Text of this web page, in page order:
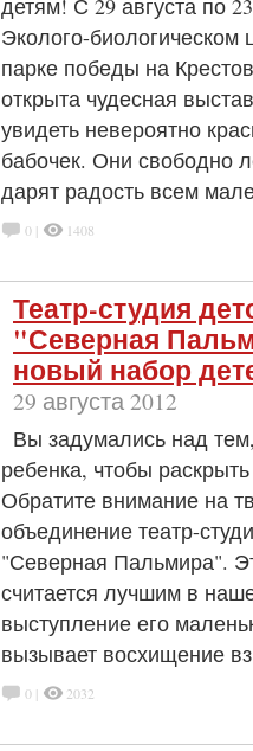
детям! С 29 августа по
Эколого-
парке победы на
открыта чудесная
увидеть невероятно
бабочек. Они свободно
дарят радость всем
0 | 1408
Театр-студия
"Северная
новый набор
29 августа 2012
Вы задумались над
ребенка, чтобы
Обратите внимание на
объединение театр-
"Северная Пальмира".
считается лучшим в
выступление его
вызывает восхищение
0 | 2032